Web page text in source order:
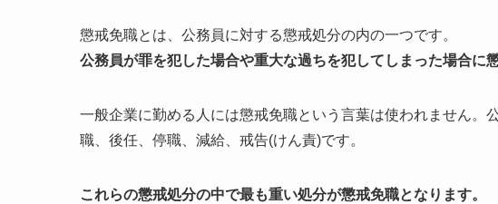
懲戒免職とは、公務員に対する懲戒処分の内の一つです。
公務員が罪を犯した場合や重大な過ちを犯してしまった場合に
一般企業に勤める人には懲戒免職という言葉は使われません。
職、後任、停職、減給、戒告(けん責)です。
これらの懲戒処分の中で最も重い処分が懲戒免職となります。